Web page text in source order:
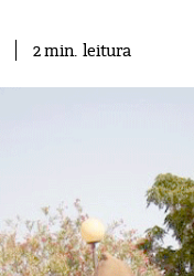
2min. leitura